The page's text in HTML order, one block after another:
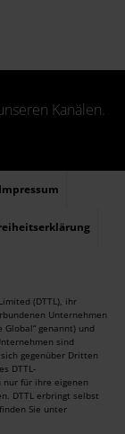
Kanälen.
Impressum
(DTTL), ihr
Unternehmen
genannt) und
sind
gegenüber Dritten
DTTL-
für ihre eigenen
DTTL erbringt selbst
Sie unter